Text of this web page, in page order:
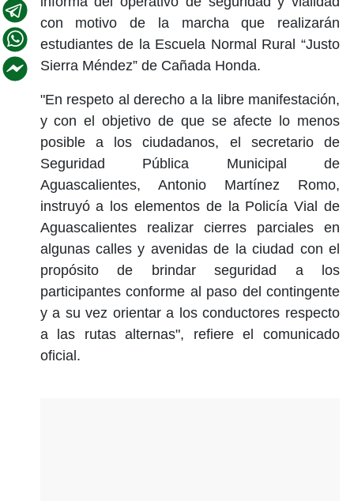
con motivo de la marcha que realizarán
estudiantes de la Escuela Normal Rural “Justo
Sierra Méndez” de Cañada Honda.
"En respeto al derecho a la libre manifestación,
y con el objetivo de que se afecte lo menos
posible a los ciudadanos, el secretario de
Seguridad Pública Municipal de
Aguascalientes, Antonio Martínez Romo,
instruyó a los elementos de la Policía Vial de
Aguascalientes realizar cierres parciales en
algunas calles y avenidas de la ciudad con el
propósito de brindar seguridad a los
participantes conforme al paso del contingente
y a su vez orientar a los conductores respecto
a las rutas alternas", refiere el comunicado
oficial.